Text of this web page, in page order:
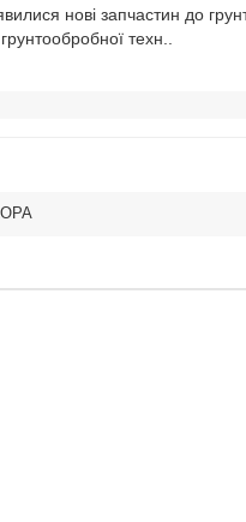
нові запчастин до
техн..